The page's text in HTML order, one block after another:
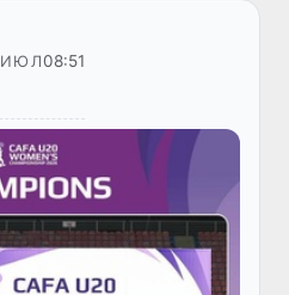
ИЮЛ08:51